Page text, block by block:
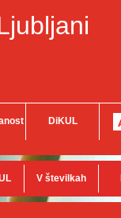
DiKUL
V številkah